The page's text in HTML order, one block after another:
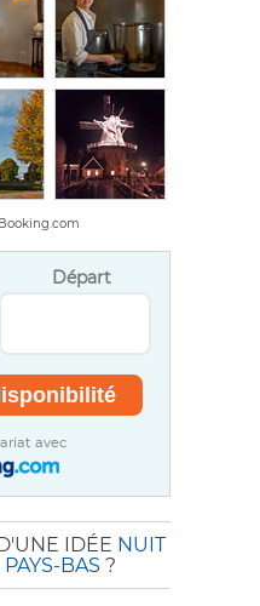
Départ
avec
IDÉE NUIT
BAS ?